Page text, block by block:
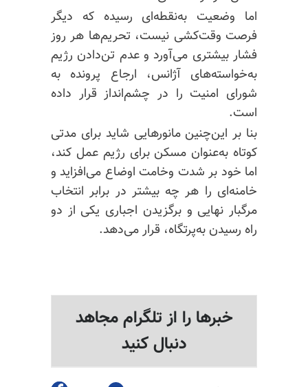
اما وضعیت به‌نقطه‌ای رسیده که دیگر
فرصت وقت‌کشی نیست، تحریم‌ها هر روز
فشار بیشتری می‌آورد و عدم تن‌دادن رژیم
به‌خواسته‌های آژانس، ارجاع پرونده به
شورای امنیت را در چشم‌انداز قرار داده
است.
بنا بر این‌چنین مانورهایی شاید برای مدتی
کوتاه به‌عنوان مسکن برای رژیم عمل کند،
اما خود بر شدت وخامت اوضاع می‌افزاید و
خامنه‌ای را هر چه بیشتر در برابر انتخاب
مرگبار نهایی و برگزیدن اجباری یکی از دو
راه رسیدن به‌پرتگاه، قرار می‌دهد.
خبرها را از تلگرام مجاهد
دنبال کنید